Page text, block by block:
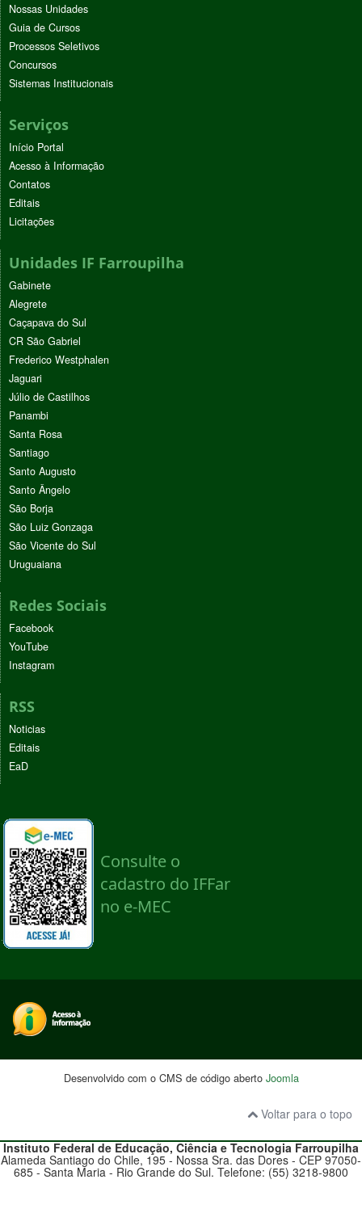
Nossas Unidades
Guia de Cursos
Processos Seletivos
Concursos
Sistemas Institucionais
Serviços
Início Portal
Acesso à Informação
Contatos
Editais
Licitações
Unidades IF Farroupilha
Gabinete
Alegrete
Caçapava do Sul
CR São Gabriel
Frederico Westphalen
Jaguari
Júlio de Castilhos
Panambi
Santa Rosa
Santiago
Santo Augusto
Santo Ângelo
São Borja
São Luiz Gonzaga
São Vicente do Sul
Uruguaiana
Redes Sociais
Facebook
YouTube
Instagram
RSS
Noticias
Editais
EaD
Desenvolvido com o CMS de código aberto Joomla
Voltar para o topo
Instituto Federal de Educação, Ciência e TecnologiaFarroupilha
Alameda Santiago do Chile, 195 - Nossa Sra. das Dores - CEP 97050-
685 - Santa Maria - Rio Grande do Sul. Telefone: (55) 3218-9800